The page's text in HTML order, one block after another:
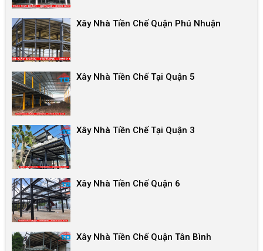
Xây Nhà Tiền Chế Quận Phú Nhuận
Xây Nhà Tiền Chế Tại Quận 5
Xây Nhà Tiền Chế Tại Quận 3
Xây Nhà Tiền Chế Quận 6
Xây Nhà Tiền Chế Quận Tân Bình